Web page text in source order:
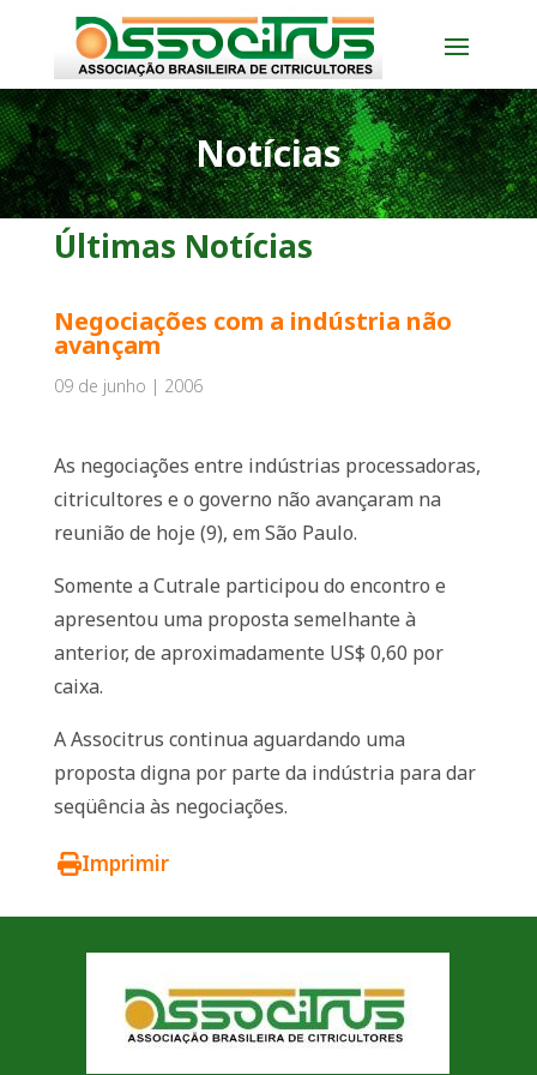
Notícias
Últimas Notícias
Negociações com a indústria não
avançam
09 de junho | 2006
As negociações entre indústrias processadoras,
citricultores e o governo não avançaram na
reunião de hoje (9), em São Paulo.
Somente a Cutrale participou do encontro e
apresentou uma proposta semelhante à
anterior, de aproximadamente US$ 0,60 por
caixa.
A Associtrus continua aguardando uma
proposta digna por parte da indústria para dar
seqüência às negociações.
Imprimir